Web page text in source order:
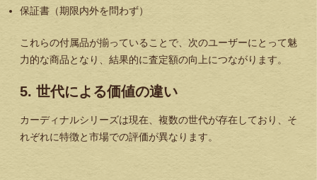
保証書（期限内外を問わず）
これらの付属品が揃っていることで、次のユーザーにとって魅
力的な商品となり、結果的に査定額の向上につながります。
5. 世代による価値の違い
カーディナルシリーズは現在、複数の世代が存在しており、そ
れぞれに特徴と市場での評価が異なります。